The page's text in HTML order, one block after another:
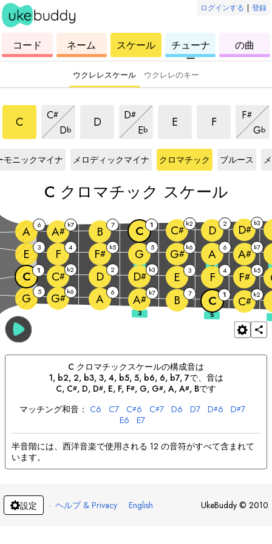
ログインする | 登録
ク
レ
コード
コ
ー
ド
ネーム
ウ
ク
レ
レ
スケール
ク
レ
レ
チューナ
ー
ク
レ
の曲
ウクレレスケール ウクレレのキー
C
クロマチックスケール
C#
クロマチックスケール
Db
クロマチックスケール
D
クロマチックスケール
D#
クロマチックスケール
Eb
クロマチックスケール
E
クロマチックスケール
F
クロマチック
F#
クロマ
Gb
クロ
モニックマイナ
ール
メロディックマイナ
クロマチック
ブルース
C クロマチック スケール
G 5 G#
b6 A 6 A#
b7 B 7 C 1 C#
b2
C 1 C#
b2 D 2 D#
b3 E 3 F 4 F#
b5
E 3 F 4 F#
b5 G 5 G#
b6 A 6 A#
b7
A 6 A#
b7 B 7 C 1 C#
b2 D 2 D#
b3
3 5
C クロマチックスケールの構成音は
1, b2, 2, b3, 3, 4, b5, 5, b6, 6, b7, 7で、音は
C, C#, D, D#, E, F, F#, G, G#, A, A#, Bです
マッチング和音： C6 C7 C#6 C#7 D6 D7 D#6 D#7
E6 E7
半音階には、西洋音楽で使用される 12 の音符がすべて含まれて
います。
設定 · ヘルプ & Privacy · English UkeBuddy © 2010